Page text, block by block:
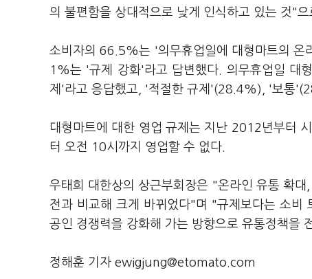
의 불편함을 상대적으로 낮게 인식하고 있는 것"으
소비자의 66.5%는 '의무휴업일에 대형마트의
1%는 '규제 강화'라고 답변했다. 의무휴업일 대
제'라고 응답했고, '적절한 규제'(28.4%), '보통
대형마트에 대한 영업 규제는 지난 2012년부터
터 오전 10시까지 영업할 수 없다.
우태희 대한상의 상근부회장은 "온라인 유통 확
전과 비교해 크게 바뀌었다"며 "규제보다는 소비
공인 경쟁력을 강화해 가는 방향으로 유통정책을
정해훈 기자 ewigjung@etomato.com